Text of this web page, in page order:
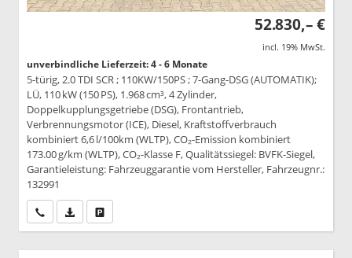
52.830,– €
incl. 19% MwSt.
unverbindliche Lieferzeit: 4 - 6 Monate
5-türig, 2.0 TDI SCR ; 110KW/150PS ; 7-Gang-DSG (AUTOMATIK);
LÜ, 110 kW (150 PS), 1.968 cm³, 4 Zylinder,
Doppelkupplungsgetriebe (DSG), Frontantrieb,
Verbrennungsmotor (ICE), Diesel, Kraftstoffverbrauch
kombiniert 6,6 l/100km (WLTP), CO₂-Emission kombiniert
173.00 g/km (WLTP), CO₂-Klasse F, Qualitätssiegel: BVFK-Siegel,
Garantieleistung: Fahrzeuggarantie vom Hersteller, Fahrzeugnr.:
132991
Wir rufen Sie anPDF-Datei, Fahrzeugexposé drucken